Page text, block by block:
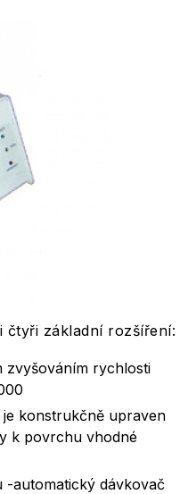
čtyři základní rozšíření:
zvyšováním rychlosti
konstrukčně upraven
k povrchu vhodné
-automatický dávkovač